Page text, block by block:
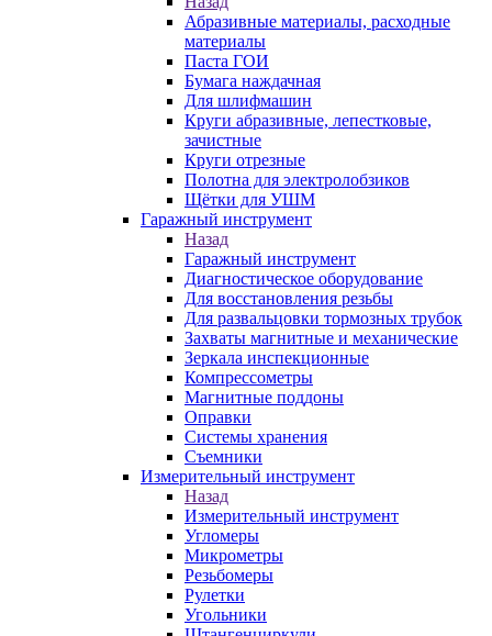
Абразивные материалы, расходные
материалы
Паста ГОИ
Бумага наждачная
Для шлифмашин
Круги абразивные, лепестковые,
зачистные
Круги отрезные
Полотна для электролобзиков
Щётки для УШМ
Гаражный инструмент
Назад
Гаражный инструмент
Диагностическое оборудование
Для восстановления резьбы
Для развальцовки тормозных трубок
Захваты магнитные и механические
Зеркала инспекционные
Компрессометры
Магнитные поддоны
Оправки
Системы хранения
Съемники
Измерительный инструмент
Назад
Измерительный инструмент
Угломеры
Микрометры
Резьбомеры
Рулетки
Угольники